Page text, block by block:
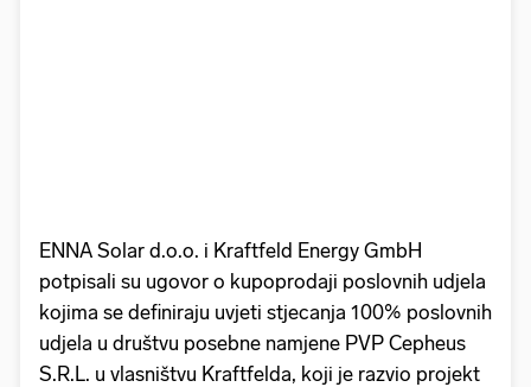
ENNA Solar d.o.o. i Kraftfeld Energy GmbH
potpisali su ugovor o kupoprodaji poslovnih udjela
kojima se definiraju uvjeti stjecanja 100% poslovnih
udjela u društvu posebne namjene PVP Cepheus
S.R.L. u vlasništvu Kraftfelda, koji je razvio projekt